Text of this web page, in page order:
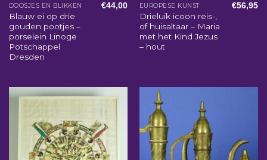
DOOSJES EN BLIKKEN
Blauw ei op drie
gouden pootjes –
porselein Linoge
Potschappel
Dresden
€44,00 EUROPESE KUNST
Drieluik icoon reis-,
of huisaltaar – Maria
met het Kind Jezus
– hout
€56,95